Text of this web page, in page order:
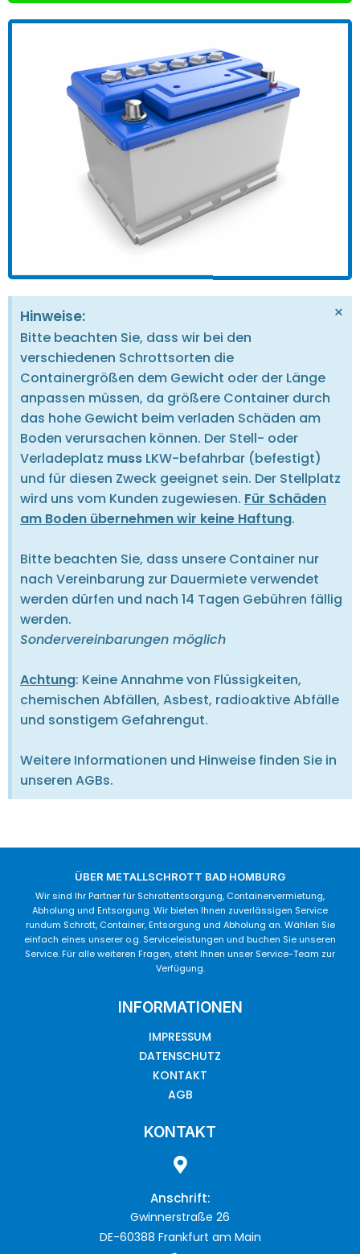
Hinweise:
Bitte beachten Sie, dass wir bei den
verschiedenen Schrottsorten die
Containergrößen dem Gewicht oder der Länge
anpassen müssen, da größere Container durch
das hohe Gewicht beim verladen Schäden am
Boden verursachen können. Der Stell- oder
Verladeplatz muss LKW-befahrbar (befestigt)
und für diesen Zweck geeignet sein. Der Stellplatz
wird uns vom Kunden zugewiesen. Für Schäden
am Boden übernehmen wir keine Haftung.
Bitte beachten Sie, dass unsere Container nur
nach Vereinbarung zur Dauermiete verwendet
werden dürfen und nach 14 Tagen Gebühren fällig
werden.
Sondervereinbarungen möglich
Achtung: Keine Annahme von Flüssigkeiten,
chemischen Abfällen, Asbest, radioaktive Abfälle
und sonstigem Gefahrengut.
Weitere Informationen und Hinweise finden Sie in
unseren AGBs.
×
ÜBER METALLSCHROTT BAD HOMBURG
Wir sind Ihr Partner für Schrottentsorgung, Containervermietung,
Abholung und Entsorgung. Wir bieten Ihnen zuverlässigen Service
rundum Schrott, Container, Entsorgung und Abholung an. Wählen Sie
einfach eines unserer o.g. Serviceleistungen und buchen Sie unseren
Service. Für alle weiteren Fragen, steht Ihnen unser Service-Team zur
Verfügung.
INFORMATIONEN
IMPRESSUM
DATENSCHUTZ
KONTAKT
AGB
KONTAKT
Anschrift:
Gwinnerstraße 26
DE-60388 Frankfurt am Main